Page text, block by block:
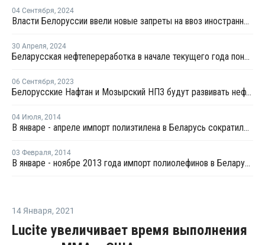
04 Сентября, 2024
Власти Белоруссии ввели новые запреты на ввоз иностранной продукции
30 Апреля, 2024
Беларусская нефтепереработка в начале текущего года понесла огромные убытки
06 Сентября, 2023
Белорусские Нафтан и Мозырский НПЗ будут развивать нефтехимию
04 Июля, 2014
В январе - апреле импорт полиэтилена в Беларусь сократился на 24%
03 Февраля, 2014
В январе - ноябре 2013 года импорт полиолефинов в Беларусь сократился на 5%
14 Января, 2021
Lucite увеличивает время выполнения